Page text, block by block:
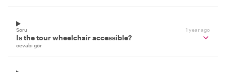
Soru 1 year ago
Is the tour wheelchair accessible?
cevabı gör